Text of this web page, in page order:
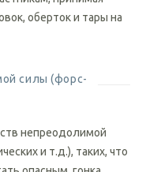
менее, гонщики не
принимая
оберток и тары на
непреодолимой